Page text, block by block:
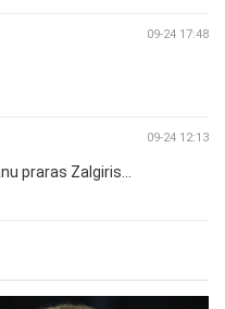
09-24 17:48
09-24 12:13
praras Zalgiris...